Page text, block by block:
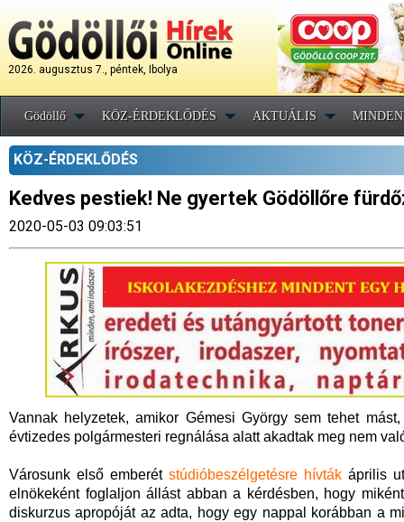
2026. augusztus 7., péntek, Ibolya
Gödöllő KÖZ-ÉRDEKLŐDÉS AKTUÁLIS
KÖZ-ÉRDEKLŐDÉS
Kedves pestiek! Ne gyertek Gödöllőre
2020-05-03 09:03:51
Vannak helyzetek, amikor Gémesi György sem tehet
évtizedes polgármesteri regnálása alatt akadtak meg nem
Városunk első emberétstúdióbeszélgetésre hívták április
elnökeként foglaljon állást abban a kérdésben, hogy
diskurzus apropóját az adta, hogy egy nappal korábban a